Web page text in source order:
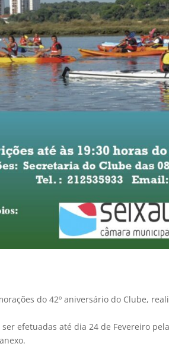
do 42º aniversário do Clube,
efetuadas até dia 24 de Fevereiro